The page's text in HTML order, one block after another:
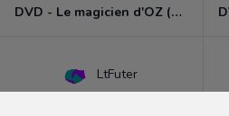
DVD - Le magicien d'OZ (volume 3)
LtFuter